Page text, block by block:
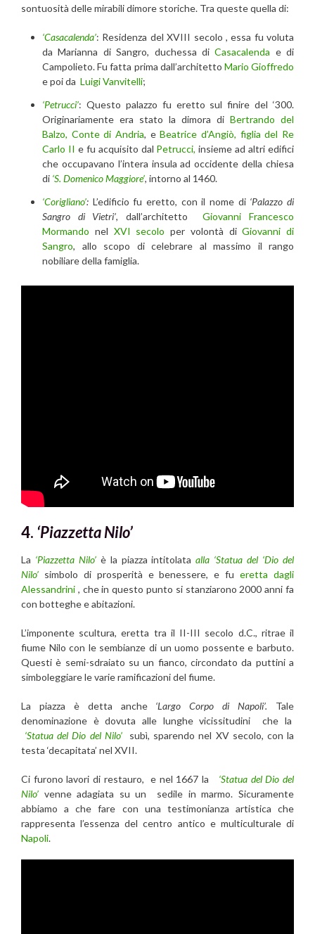
sontuosità delle mirabili dimore storiche. Tra queste quella di:
‘Casacalenda’: Residenza del XVIII secolo , essa fu voluta
da Marianna di Sangro, duchessa diCasacalenda e di
Campolieto. Fu fatta prima dall’architetto Mario Gioffredo
e poi da Luigi Vanvitelli;
‘Petrucci’: Questo palazzo fu eretto sul finire del ‘300.
Originariamente era stato la dimora di Bertrando del
Balzo, Conte di Andria, eBeatrice d’Angiò, figlia del Re
Carlo II e fu acquisito dal Petrucci, insieme ad altri edifici
che occupavano l’intera insula ad occidente della chiesa
di ‘S. Domenico Maggiore’, intorno al 1460.
‘Corigliano’: L’edificio fu eretto, con il nome di‘Palazzo di
Sangro di Vietri’, dall’architettoGiovanni Francesco
Mormando nel XVI secolo per volontà diGiovanni di
Sangro, allo scopo di celebrare al massimo il rango
nobiliare della famiglia.
4. ‘Piazzetta Nilo’
La ‘Piazzetta Nilo’ è la piazza intitolataalla ‘Statua del ‘Dio del
Nilo’ simbolo di prosperità e benessere, e fueretta dagli
Alessandrini , che in questo punto si stanziarono 2000 anni fa
con botteghe e abitazioni.
L’imponente scultura, eretta tra il II-III secolo d.C., ritrae il
fiume Nilo con le sembianze di un uomo possente e barbuto.
Questi è semi-sdraiato su un fianco, circondato da puttini a
simboleggiare le varie ramificazioni del fiume.
La piazza è detta anche ‘Largo Corpo di Napoli’. Tale
denominazione è dovuta alle lunghe vicissitudini che la
‘Statua del Dio del Nilo’subì, sparendo nel XV secolo, con la
testa ‘decapitata’ nel XVII.
Ci furono lavori di restauro, e nel 1667 la
‘Statua del Dio del
Nilo’ venne adagiata su un sedile in marmo. Sicuramente
abbiamo a che fare con una testimonianza artistica che
rappresenta l’essenza del centro antico e multiculturale di
Napoli.